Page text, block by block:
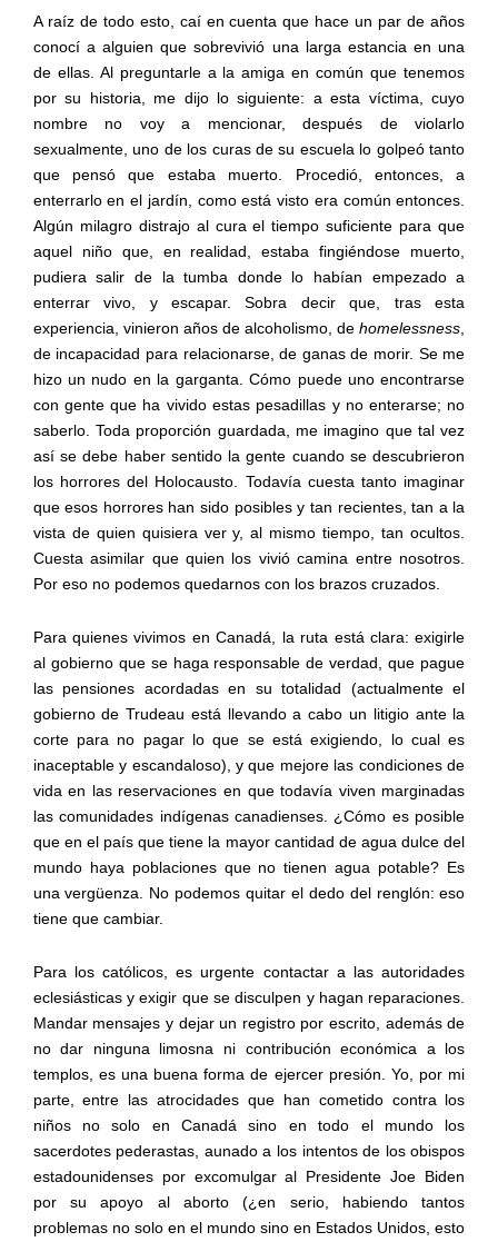
A raíz de todo esto, caí en cuenta que hace un par de años
conocí a alguien que sobrevivió una larga estancia en una
de ellas. Al preguntarle a la amiga en común que tenemos
por su historia, me dijo lo siguiente: a esta víctima, cuyo
nombre no voy a mencionar, después de violarlo
sexualmente, uno de los curas de su escuela lo golpeó tanto
que pensó que estaba muerto. Procedió, entonces, a
enterrarlo en el jardín, como está visto era común entonces.
Algún milagro distrajo al cura el tiempo suficiente para que
aquel niño que, en realidad, estaba fingiéndose muerto,
pudiera salir de la tumba donde lo habían empezado a
enterrar vivo, y escapar. Sobra decir que, tras esta
experiencia, vinieron años de alcoholismo, dehomelessness
de incapacidad para relacionarse, de ganas de morir. Se me
hizo un nudo en la garganta. Cómo puede uno encontrarse
con gente que ha vivido estas pesadillas y no enterarse; no
saberlo. Toda proporción guardada, me imagino que tal vez
así se debe haber sentido la gente cuando se descubrieron
los horrores del Holocausto. Todavía cuesta tanto imaginar
que esos horrores han sido posibles y tan recientes, tan a la
vista de quien quisiera ver y, al mismo tiempo, tan ocultos.
Cuesta asimilar que quien los vivió camina entre nosotros.
Por eso no podemos quedarnos con los brazos cruzados.
Para quienes vivimos en Canadá, la ruta está clara: exigirle
al gobierno que se haga responsable de verdad, que pague
las pensiones acordadas en su totalidad (actualmente el
gobierno de Trudeau está llevando a cabo un litigio ante la
corte para no pagar lo que se está exigiendo, lo cual es
inaceptable y escandaloso), y que mejore las condiciones de
vida en las reservaciones en que todavía viven marginadas
las comunidades indígenas canadienses. ¿Cómo es posible
que en el país que tiene la mayor cantidad de agua dulce del
mundo haya poblaciones que no tienen agua potable? Es
una vergüenza. No podemos quitar el dedo del renglón: eso
tiene que cambiar.
Para los católicos, es urgente contactar a las autoridades
eclesiásticas y exigir que se disculpen y hagan reparaciones.
Mandar mensajes y dejar un registro por escrito, además de
no dar ninguna limosna ni contribución económica a los
templos, es una buena forma de ejercer presión. Yo, por mi
parte, entre las atrocidades que han cometido contra los
niños no solo en Canadá sino en todo el mundo los
sacerdotes pederastas, aunado a los intentos de los obispos
estadounidenses por excomulgar al Presidente Joe Biden
por su apoyo al aborto (¿en serio, habiendo tantos
problemas no solo en el mundo sino en Estados Unidos, esto